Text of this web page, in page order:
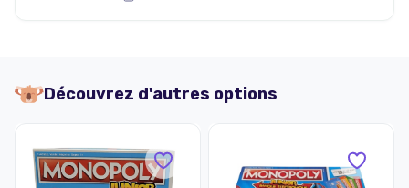
Découvrez d'autres options